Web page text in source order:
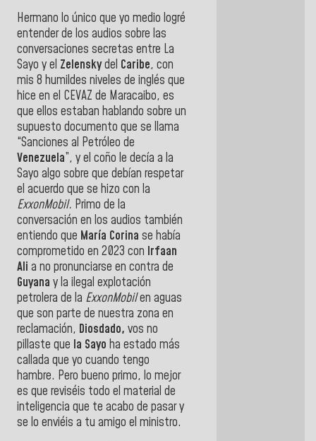
Hermano lo único que yo medio logré
entender de los audios sobre las
conversaciones secretas entre La
Sayo y el Zelenskydel Caribe, con
mis 8 humildes niveles de inglés que
hice en el CEVAZ de Maracaibo, es
que ellos estaban hablando sobre un
supuesto documento que se llama
“Sanciones al Petróleo de
Venezuela”, y el coño le decía a la
Sayo algo sobre que debían respetar
el acuerdo que se hizo con la
ExxonMobil. Primo de la
conversación en los audios también
entiendo que María Corina se había
comprometido en 2023 con Irfaan
Ali a no pronunciarse en contra de
Guyana y la ilegal explotación
petrolera de la ExxonMobilen aguas
que son parte de nuestra zona en
reclamación, Diosdado, vos no
pillaste que la Sayo ha estado más
callada que yo cuando tengo
hambre. Pero bueno primo, lo mejor
es que reviséis todo el material de
inteligencia que te acabo de pasar y
se lo enviéis a tu amigo el ministro.